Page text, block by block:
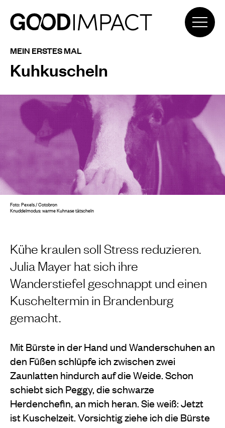
MEIN ERSTES MAL
Kuhkuscheln
Kühe kraulen soll Stress reduzieren.
Julia Mayer hat sich ihre
Wanderstiefel geschnappt und einen
Kuscheltermin in Brandenburg
gemacht.
Mit Bürste in der Hand und Wanderschuhen an
den Füßen schlüpfe ich zwischen zwei
Zaunlatten hindurch auf die Weide. Schon
schiebt sich Peggy, die schwarze
Herdenchefin, an mich heran. Sie weiß: Jetzt
ist Kuschelzeit. Vorsichtig ziehe ich die Bürste
Foto: Pexels / Cotobron
Knuddelmodus: warme Kuhnase tätscheln